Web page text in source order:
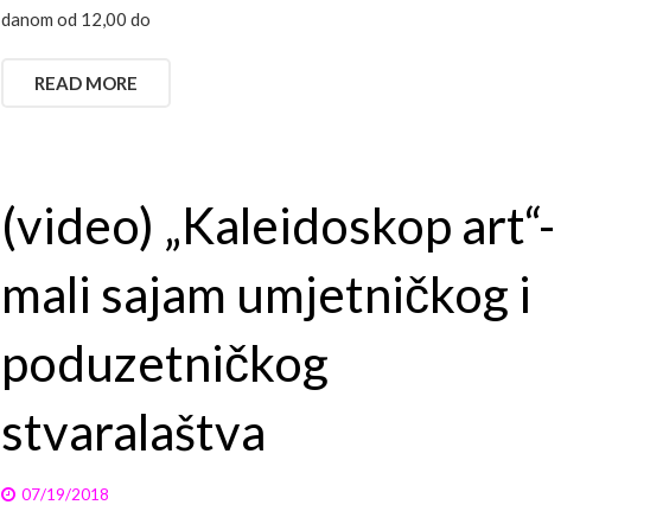
danom od 12,00 do
READ MORE
(video) „Kaleidoskop art“-
mali sajam umjetničkog i
poduzetničkog
stvaralaštva
07/19/2018